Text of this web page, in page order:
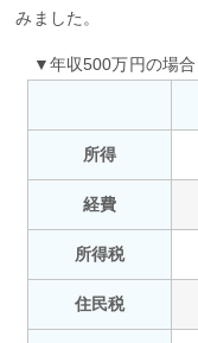
みました。
▼年収500万円の場合
所得
経費
所得税
住民税